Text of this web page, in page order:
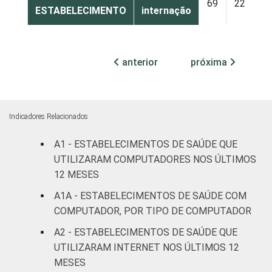
ESTABELECIMENTO
internação
69 22
(até 50
82 15
(mais de
50 leitos)
apoio à
diagnose e
terapia
82 13
IDENTIFICAÇÃO DE
anterior próxima
Indicadores Relacionados
A1 - ESTABELECIMENTOS DE SAÚDE QUE
UTILIZARAM COMPUTADORES NOS ÚLTIMOS
12 MESES
A1A - ESTABELECIMENTOS DE SAÚDE COM
COMPUTADOR, POR TIPO DE COMPUTADOR
A2 - ESTABELECIMENTOS DE SAÚDE QUE
UTILIZARAM INTERNET NOS ÚLTIMOS 12
MESES